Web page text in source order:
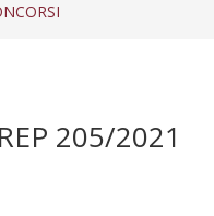
205/2021